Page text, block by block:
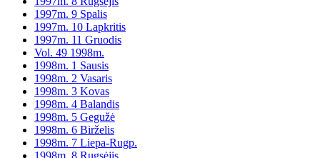
1997m. 9 Spalis
1997m. 10 Lapkritis
1997m. 11 Gruodis
Vol. 49 1998m.
1998m. 1 Sausis
1998m. 2 Vasaris
1998m. 3 Kovas
1998m. 4 Balandis
1998m. 5 Gegužė
1998m. 6 Birželis
1998m. 7 Liepa-Rugp.